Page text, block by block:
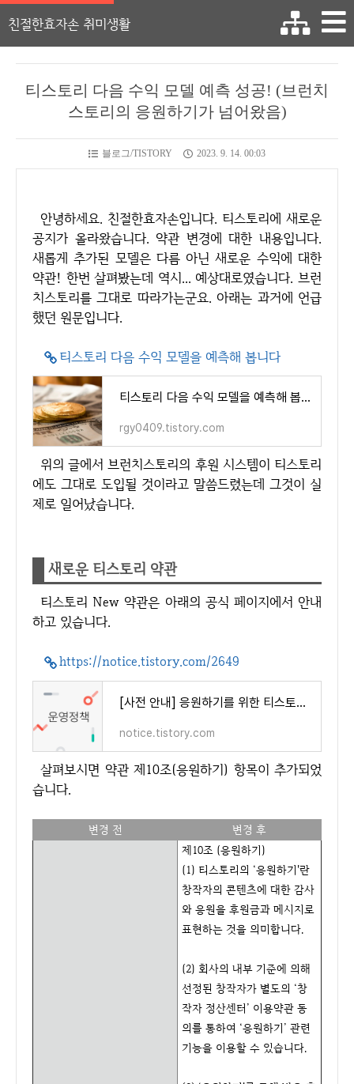
친절한효자손 취미생활
티스토리 다음 수익 모델 예측 성공! (브런치
스토리의 응원하기가 넘어왔음)
블로그/TISTORY 2023. 9. 14. 00:03
안녕하세요. 친절한효자손입니다. 티스토리에 새로운
공지가 올라왔습니다. 약관 변경에 대한 내용입니다.
새롭게 추가된 모델은 다름 아닌 새로운 수익에 대한
약관! 한번 살펴봤는데 역시... 예상대로였습니다. 브런
치스토리를 그대로 따라가는군요. 아래는 과거에 언급
했던 원문입니다.
티스토리 다음 수익 모델을 예측해 봅니다
티스토리 다음 수익 모델을 예측해 봅니다
rgy0409.tistory.com
위의 글에서 브런치스토리의 후원 시스템이 티스토리
에도 그대로 도입될 것이라고 말씀드렸는데 그것이 실
제로 일어났습니다.
새로운 티스토리 약관
티스토리 New 약관은 아래의 공식 페이지에서 안내
하고 있습니다.
https://notice.tistory.com/2649
[사전 안내] 응원하기를 위한 티스토리 이용약관 개정
notice.tistory.com
살펴보시면 약관 제10조(응원하기) 항목이 추가되었
습니다.
변경 전 변경 후
제10조 (응원하기)
(1) 티스토리의 ‘응원하기'란
창작자의 콘텐츠에 대한 감사
와 응원을 후원금과 메시지로
표현하는 것을 의미합니다.
(2) 회사의 내부 기준에 의해
선정된 창작자가 별도의 ‘창
작자 정산센터’ 이용약관 동
의를 통하여 ‘응원하기’ 관련
기능을 이용할 수 있습니다.